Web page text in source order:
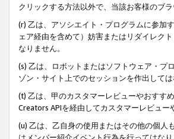
クリックする方法以外で、当該お客様のブ
(r) 乙は、アソシエイト・プログラムに参加
ェア経由を含めて）妨害またはリダイレク
なりません。
(s) 乙は、ロボットまたはソフトウェア・プ
ゾン・サイト上でのセッションを作出しては
(t) 乙は、甲のカスタマーレビューやおすす
Creators APIを経由してカスタマーレビュ
(u) 乙は、乙自身の使用またはその他の個人
はメンバー紹介イベント行為を行ってはな